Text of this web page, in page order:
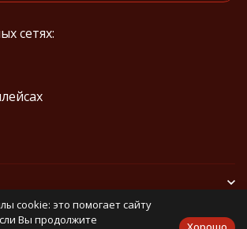
сетях:
cookie: это помогает сайту
Вы продолжите